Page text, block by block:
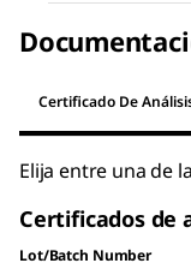
Certificado De
Elija entre una de
Certificados de
Lot/Batch Number